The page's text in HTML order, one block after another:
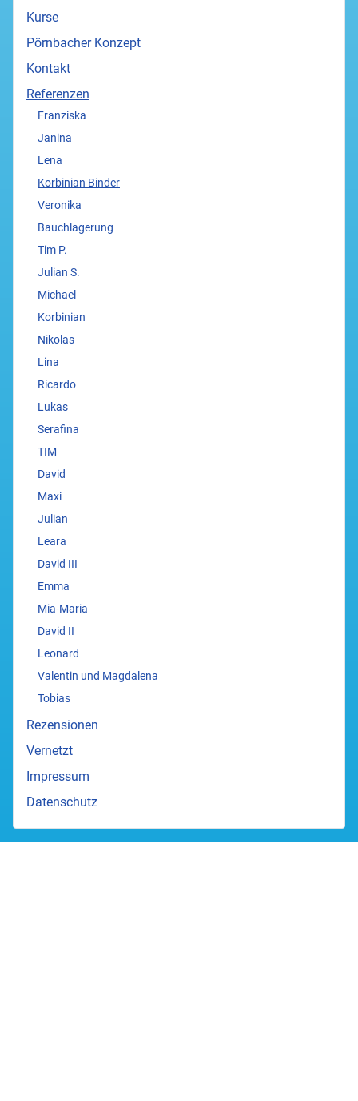
Kurse
Pörnbacher Konzept
Kontakt
Referenzen
Franziska
Janina
Lena
Korbinian Binder
Veronika
Bauchlagerung
Tim P.
Julian S.
Michael
Korbinian
Nikolas
Lina
Ricardo
Lukas
Serafina
TIM
David
Maxi
Julian
Leara
David III
Emma
Mia-Maria
David II
Leonard
Valentin und Magdalena
Tobias
Rezensionen
Vernetzt
Impressum
Datenschutz